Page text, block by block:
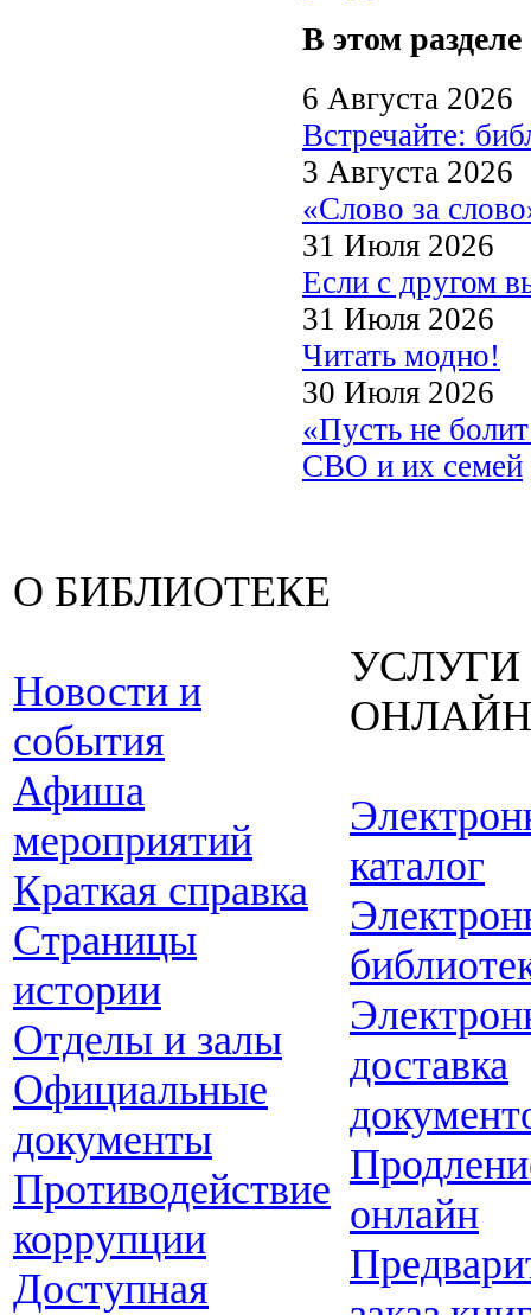
В этом разделе
6 Августа 2026
Встречайте:
3 Августа 2026
«Слово за
31 Июля 2026
Если с другом
31 Июля 2026
Читать модно!
30 Июля 2026
«Пусть не
СВО и их семей
О БИБЛИОТЕКЕ
Новости и
события
Афиша
мероприятий
Краткая справка
Страницы
истории
Отделы и залы
Официальные
документы
Противодействие
коррупции
Доступная
УСЛУГИ
ОНЛАЙН
каталог
доставка
онлайн